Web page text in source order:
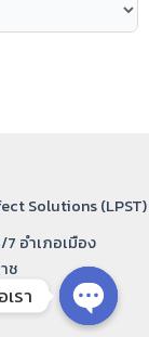
Solutions (LPST)
อำเภอเมือง
ช
รา
Open